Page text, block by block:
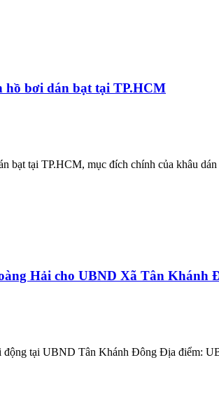
hồ bơi dán bạt tại TP.HCM
bạt tại TP.HCM, mục đích chính của khâu
Hải cho UBND Xã Tân Khánh
động tại UBND Tân Khánh Đông Địa điểm: